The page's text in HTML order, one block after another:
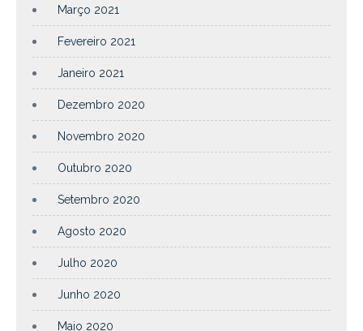
Março 2021
Fevereiro 2021
Janeiro 2021
Dezembro 2020
Novembro 2020
Outubro 2020
Setembro 2020
Agosto 2020
Julho 2020
Junho 2020
Maio 2020